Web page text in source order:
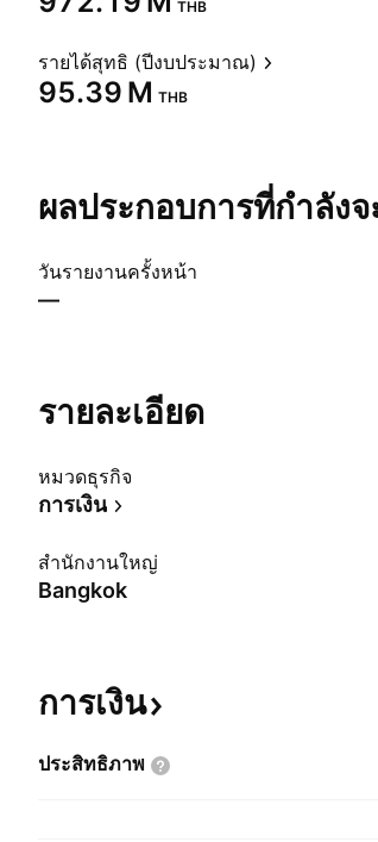
THB
รายได้สุทธิ (ปีงบประมาณ)
‪95.39 M‬ THB
ผลประกอบการที่กำลังจ
วันรายงานครั้งหน้า
—
รายละเอียด
หมวดธุรกิจ
การเงิน
สำนักงานใหญ่
Bangkok
การเงิน
ประสิทธิภาพ